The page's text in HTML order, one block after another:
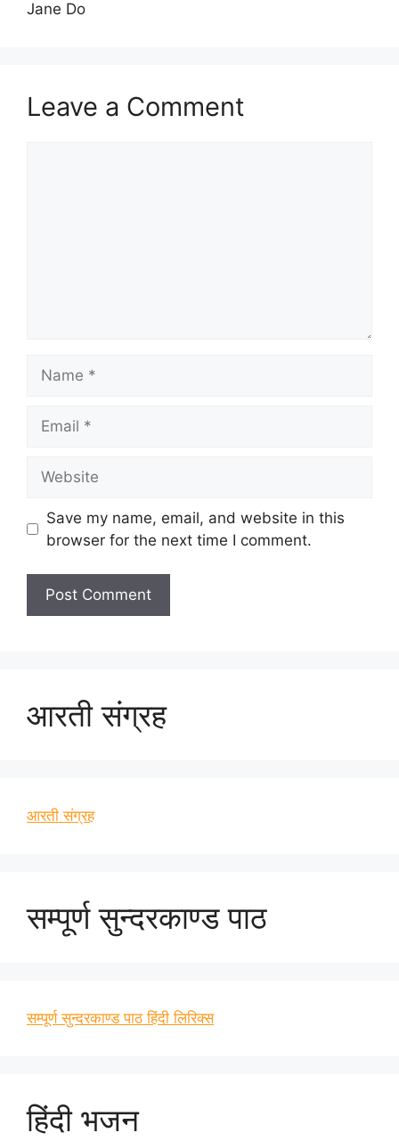
Jane Do
Leave a Comment
Save my name, email, and website in this
browser for the next time I comment.
आरती संग्रह
आरती संग्रह
सम्पूर्ण सुन्दरकाण्ड पाठ
सम्पूर्ण सुन्दरकाण्ड पाठ हिंदी लिरिक्स
हिंदी भजन